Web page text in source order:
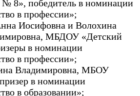
№ 8», победитель в номинации
в профессии»;
Иосифовна и Волохина
МБДОУ «Детский
в номинации
в профессии»;
Владимировна, МБОУ
в номинации
в образовании»;